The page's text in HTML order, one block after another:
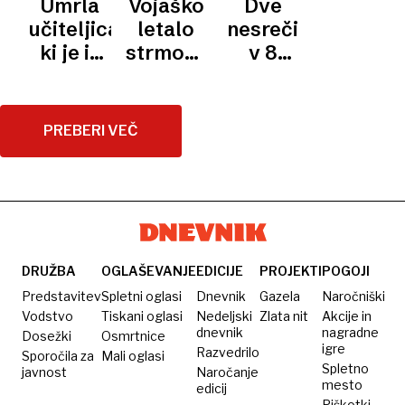
tri
ameriška
letala
letalo
virus?
vzletu
je
Umrla
učiteljica,
ki je iz
rešila
25
Vojaško
letalo
strmoglavilo
vsaj 19
mrtvih
Dve
nesreči
v 8
letalo
PREBERI VEČ
DRUŽBA
Predstavitev
Vodstvo
Dosežki
Sporočila za
javnost
OGLAŠEVANJE
Spletni oglasi
Tiskani oglasi
Osmrtnice
Mali oglasi
EDICIJE
Dnevnik
Nedeljski
dnevnik
Razvedrilo
Naročanje
edicij
PROJEKTI
Gazela
Zlata nit
POGOJI
Naročniški
Akcije in
nagradne
igre
Spletno
mesto